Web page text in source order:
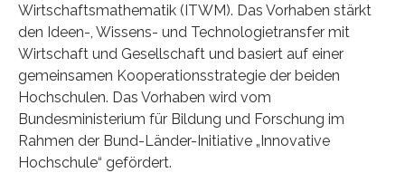
Wirtschaftsmathematik (ITWM). Das Vorhaben stärkt
den Ideen-, Wissens- und Technologietransfer mit
Wirtschaft und Gesellschaft und basiert auf einer
gemeinsamen Kooperationsstrategie der beiden
Hochschulen. Das Vorhaben wird vom
Bundesministerium für Bildung und Forschung im
Rahmen der Bund-Länder-Initiative „Innovative
Hochschule“ gefördert.